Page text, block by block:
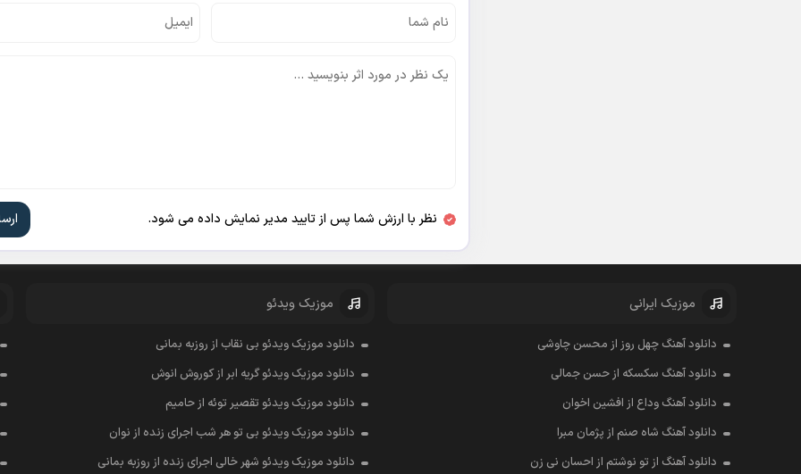
نظر با ارزش شما پس از تایید مدیر نمایش داده می شود.
موزیک ایرانی
دانلود آهنگ چهل روز از محسن چاوشی
دانلود آهنگ سکسکه از حسن جمالی
دانلود آهنگ وداع از افشين اخوان
دانلود آهنگ شاه صنم از پژمان مبرا
دانلود آهنگ از تو نوشتم از احسان نی زن
موزیک ویدئو
دانلود موزیک ویدئو بی نقاب از روزبه بمانی
دانلود موزیک ویدئو گریه ابر از کوروش انوش
دانلود موزیک ویدئو تقصیر توئه از حامیم
دانلود موزیک ویدئو بی تو هر شب اجرای زنده از نوان
دانلود موزیک ویدئو شهر خالی اجرای زنده از روزبه بمانی